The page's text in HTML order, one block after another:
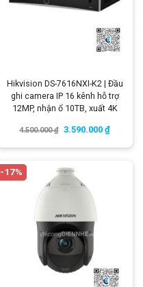
Hikvision DS-7616NXI-K2 | Đầu
ghi camera IP 16 kênh hỗ trợ
12MP, nhận ổ 10TB, xuất 4K
4.500.000₫ 3.590.000 ₫
-17%